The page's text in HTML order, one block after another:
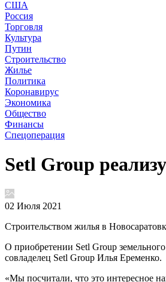
США
Россия
Торговля
Культура
Путин
Строительство
Жилье
Политика
Коронавирус
Экономика
Общество
Финансы
Спецоперация
Setl Group
02 Июля 2021
Строительством жилья в
О приобретении Setl Group
совладелец Setl Group Илья Еременко.
«Мы посчитали, что это интересное